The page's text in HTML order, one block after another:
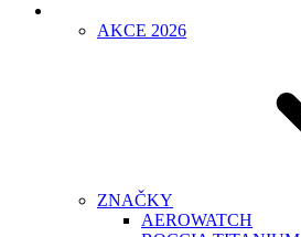
AKCE 2026
ZNAČKY
AEROWATCH